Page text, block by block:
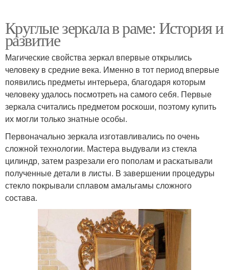
Круглые зеркала в раме: История и
развитие
Магические свойства зеркал впервые открылись
человеку в средние века. Именно в тот период впервые
появились предметы интерьера, благодаря которым
человеку удалось посмотреть на самого себя. Первые
зеркала считались предметом роскоши, поэтому купить
их могли только знатные особы.
Первоначально зеркала изготавливались по очень
сложной технологии. Мастера выдували из стекла
цилиндр, затем разрезали его пополам и раскатывали
полученные детали в листы. В завершении процедуры
стекло покрывали сплавом амальгамы сложного
состава.